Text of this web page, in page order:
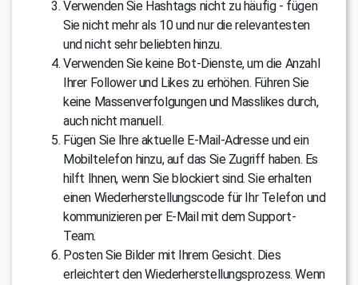
Verwenden Sie Hashtags nicht zu häufig - fügen
Sie nicht mehr als 10 und nur die relevantesten
und nicht sehr beliebten hinzu.
Verwenden Sie keine Bot-Dienste, um die Anzahl
Ihrer Follower und Likes zu erhöhen. Führen Sie
keine Massenverfolgungen und Masslikes durch,
auch nicht manuell.
Fügen Sie Ihre aktuelle E-Mail-Adresse und ein
Mobiltelefon hinzu, auf das Sie Zugriff haben. Es
hilft Ihnen, wenn Sie blockiert sind. Sie erhalten
einen Wiederherstellungscode für Ihr Telefon und
kommunizieren per E-Mail mit dem Support-
Team.
Posten Sie Bilder mit Ihrem Gesicht. Dies
erleichtert den Wiederherstellungsprozess. Wenn